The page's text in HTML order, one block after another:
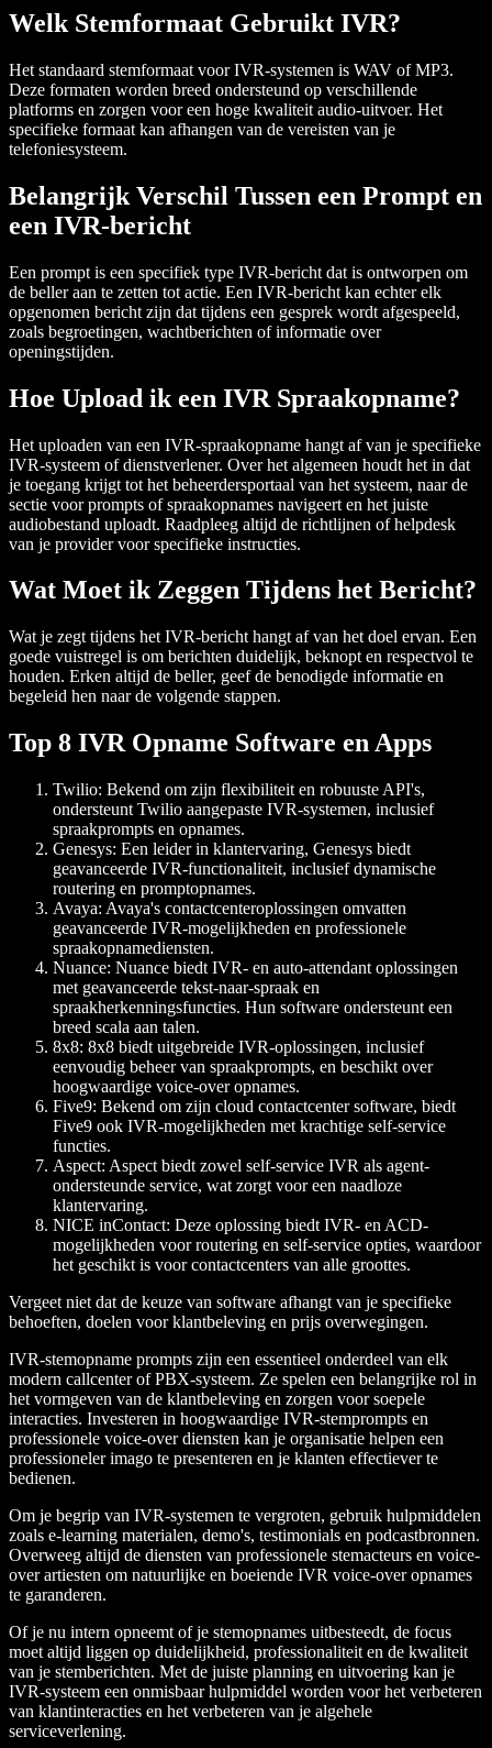
Welk Stemformaat Gebruikt IVR?
Het standaard stemformaat voor IVR-systemen is WAV of MP3.
Deze formaten worden breed ondersteund op verschillende
platforms en zorgen voor een hoge kwaliteit audio-uitvoer. Het
specifieke formaat kan afhangen van de vereisten van je
telefoniesysteem.
Belangrijk Verschil Tussen een Prompt en
een IVR-bericht
Een prompt is een specifiek type IVR-bericht dat is ontworpen om
de beller aan te zetten tot actie. Een IVR-bericht kan echter elk
opgenomen bericht zijn dat tijdens een gesprek wordt afgespeeld,
zoals begroetingen, wachtberichten of informatie over
openingstijden.
Hoe Upload ik een IVR Spraakopname?
Het uploaden van een IVR-spraakopname hangt af van je specifieke
IVR-systeem of dienstverlener. Over het algemeen houdt het in dat
je toegang krijgt tot het beheerdersportaal van het systeem, naar de
sectie voor prompts of spraakopnames navigeert en het juiste
audiobestand uploadt. Raadpleeg altijd de richtlijnen of helpdesk
van je provider voor specifieke instructies.
Wat Moet ik Zeggen Tijdens het Bericht?
Wat je zegt tijdens het IVR-bericht hangt af van het doel ervan. Een
goede vuistregel is om berichten duidelijk, beknopt en respectvol te
houden. Erken altijd de beller, geef de benodigde informatie en
begeleid hen naar de volgende stappen.
Top 8 IVR Opname Software en Apps
Twilio: Bekend om zijn flexibiliteit en robuuste API's,
ondersteunt Twilio aangepaste IVR-systemen, inclusief
spraakprompts en opnames.
Genesys: Een leider in klantervaring, Genesys biedt
geavanceerde IVR-functionaliteit, inclusief dynamische
routering en promptopnames.
Avaya: Avaya's contactcenteroplossingen omvatten
geavanceerde IVR-mogelijkheden en professionele
spraakopnamediensten.
Nuance: Nuance biedt IVR- en auto-attendant oplossingen
met geavanceerde tekst-naar-spraak en
spraakherkenningsfuncties. Hun software ondersteunt een
breed scala aan talen.
8x8: 8x8 biedt uitgebreide IVR-oplossingen, inclusief
eenvoudig beheer van spraakprompts, en beschikt over
hoogwaardige voice-over opnames.
Five9: Bekend om zijn cloud contactcenter software, biedt
Five9 ook IVR-mogelijkheden met krachtige self-service
functies.
Aspect: Aspect biedt zowel self-service IVR als agent-
ondersteunde service, wat zorgt voor een naadloze
klantervaring.
NICE inContact: Deze oplossing biedt IVR- en ACD-
mogelijkheden voor routering en self-service opties, waardoor
het geschikt is voor contactcenters van alle groottes.
Vergeet niet dat de keuze van software afhangt van je specifieke
behoeften, doelen voor klantbeleving en prijs overwegingen.
IVR-stemopname prompts zijn een essentieel onderdeel van elk
modern callcenter of PBX-systeem. Ze spelen een belangrijke rol in
het vormgeven van de klantbeleving en zorgen voor soepele
interacties. Investeren in hoogwaardige IVR-stemprompts en
professionele voice-over diensten kan je organisatie helpen een
professioneler imago te presenteren en je klanten effectiever te
bedienen.
Om je begrip van IVR-systemen te vergroten, gebruik hulpmiddelen
zoals e-learning materialen, demo's, testimonials en podcastbronnen.
Overweeg altijd de diensten van professionele stemacteurs en voice-
over artiesten om natuurlijke en boeiende IVR voice-over opnames
te garanderen.
Of je nu intern opneemt of je stemopnames uitbesteedt, de focus
moet altijd liggen op duidelijkheid, professionaliteit en de kwaliteit
van je stemberichten. Met de juiste planning en uitvoering kan je
IVR-systeem een onmisbaar hulpmiddel worden voor het verbeteren
van klantinteracties en het verbeteren van je algehele
serviceverlening.